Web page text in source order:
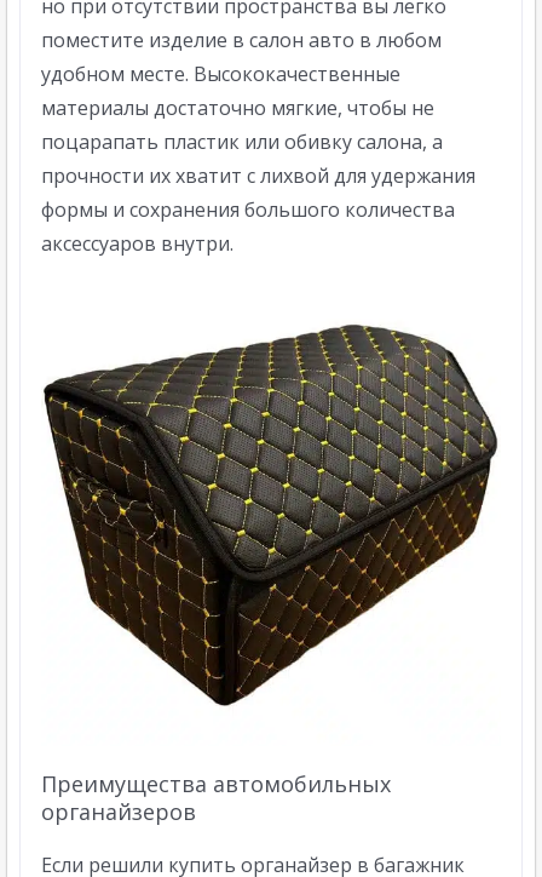
но при отсутствии пространства вы легко
поместите изделие в салон авто в любом
удобном месте. Высококачественные
материалы достаточно мягкие, чтобы не
поцарапать пластик или обивку салона, а
прочности их хватит с лихвой для удержания
формы и сохранения большого количества
аксессуаров внутри.
Преимущества автомобильных
органайзеров
Если решили купить органайзер в багажник